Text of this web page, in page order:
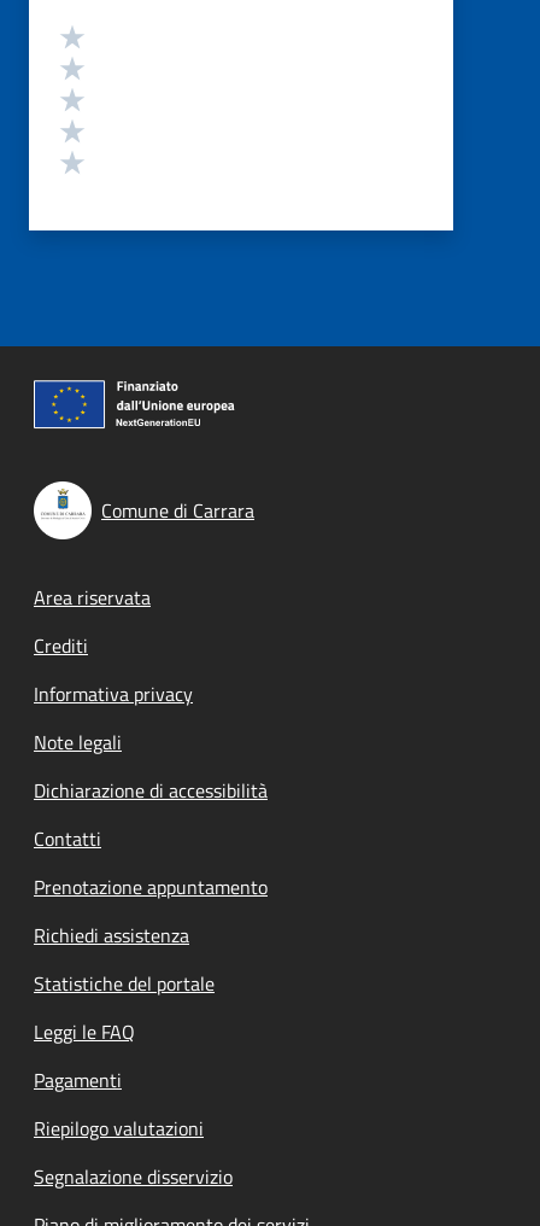
Valutazione
Comune di Carrara
Footer menu
Area riservata
Crediti
Informativa privacy
Note legali
Dichiarazione di accessibilità
Contatti
Prenotazione appuntamento
Richiedi assistenza
Statistiche del portale
Leggi le FAQ
Pagamenti
Riepilogo valutazioni
Segnalazione disservizio